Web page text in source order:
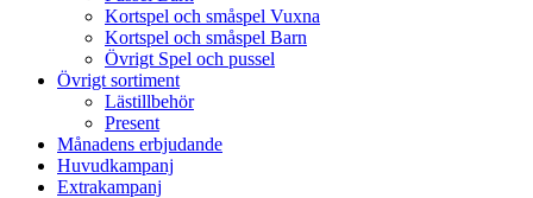
Kortspel och småspel Vuxna
Kortspel och småspel Barn
Övrigt Spel och pussel
Övrigt sortiment
Lästillbehör
Present
Månadens erbjudande
Huvudkampanj
Extrakampanj